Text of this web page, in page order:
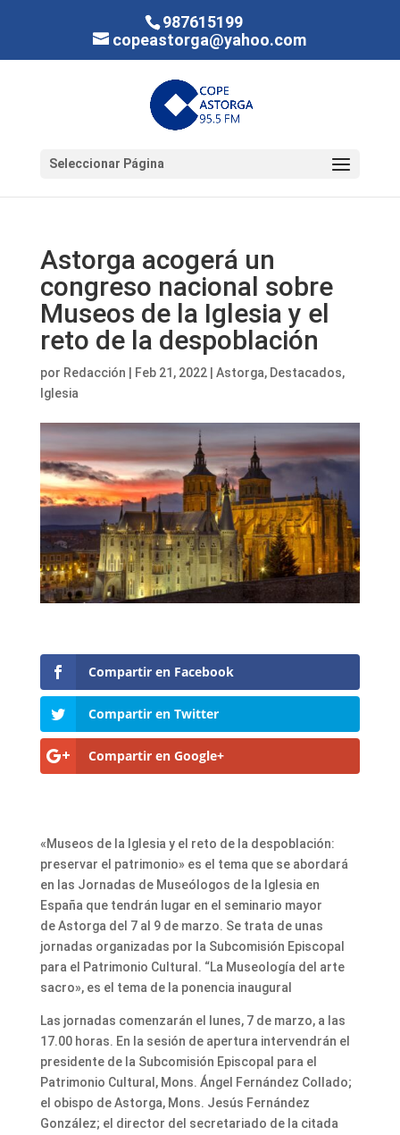
987615199
copeastorga@yahoo.com
Seleccionar Página
Astorga acogerá un
congreso nacional sobre
Museos de la Iglesia y el
reto de la despoblación
por Redacción Feb 21, 2022| Astorga, Destacados,
Iglesia
Compartir en Facebook
Compartir en Twitter
Compartir en Google+
«Museos de la Iglesia y el reto de la despoblación:
preservar el patrimonio» es el tema que se abordará
en las Jornadas de Museólogos de la Iglesia en
España que tendrán lugar en el seminario mayor
de Astorga del 7 al 9 de marzo. Se trata de unas
jornadas organizadas por la Subcomisión Episcopal
para el Patrimonio Cultural. “La Museología del arte
sacro», es el tema de la ponencia inaugural
Las jornadas comenzarán el lunes, 7 de marzo, a las
17.00 horas. En la sesión de apertura intervendrán el
presidente de la Subcomisión Episcopal para el
Patrimonio Cultural, Mons. Ángel Fernández Collado;
el obispo de Astorga, Mons. Jesús Fernández
González; el director del secretariado de la citada